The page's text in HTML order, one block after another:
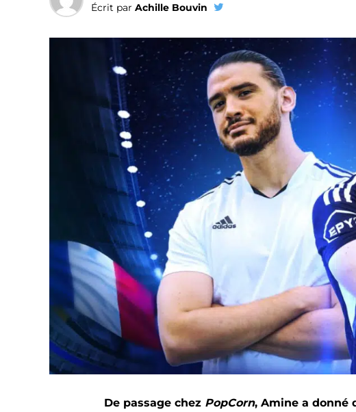
Écrit par Achille Bouvin
De passage chez PopCorn, Amine a donné